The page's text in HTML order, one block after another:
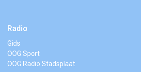
Radio
Gids
OOG Sport
OOG Radio Stadsplaat